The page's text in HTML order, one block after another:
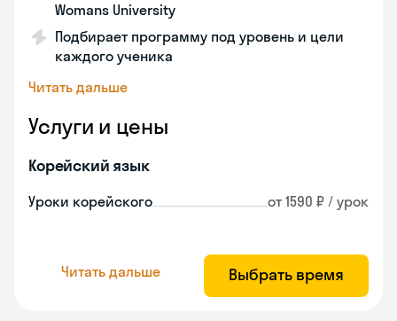
Womans University
Подбирает программу под уровень и цели
каждого ученика
Читать дальше
Услуги и цены
Корейский язык
Уроки корейского от 1590 ₽ / урок
Читать дальше Выбрать время